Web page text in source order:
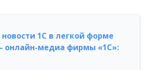
1С в легкой форме
онлайн-медиа фирмы «1С»: